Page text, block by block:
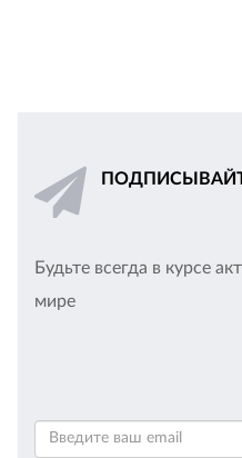
Будьте всегда в курсе
мире